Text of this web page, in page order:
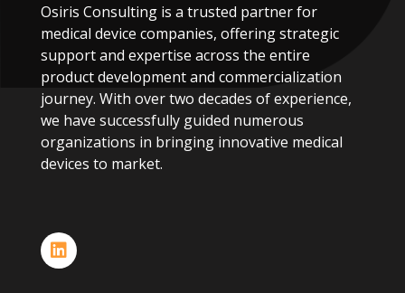
Osiris Consulting is a trusted partnerfor
medical device companies, offeringstrategic
supportand expertise across the entire
productdevelopmentand commercialization
journey. With overtwo decades ofexperience,
we have successfully guided numerous
organizations in bringing innovative medical
devices to market.